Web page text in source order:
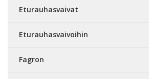
Eturauhasvaivat
Eturauhasvaivoihin
Fagron